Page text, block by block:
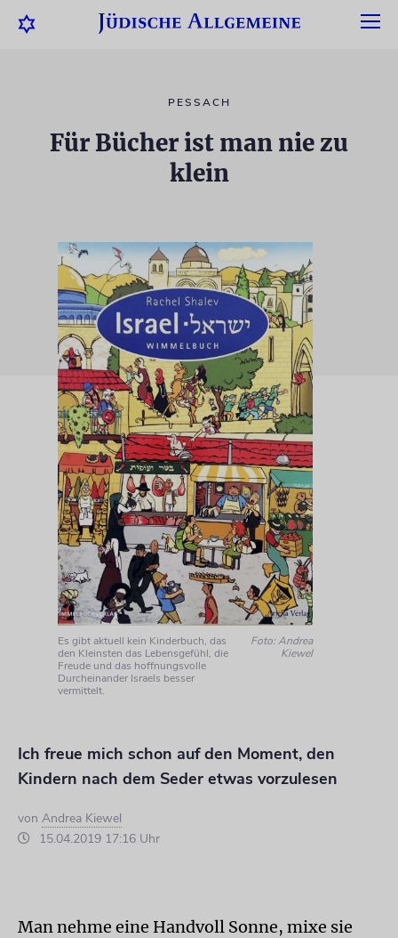
PESSACH
Für Bücher ist man nie zu
klein
Es gibt aktuell kein Kinderbuch, das
den Kleinsten das Lebensgefühl, die
Freude und das hoffnungsvolle
Durcheinander Israels besser
vermittelt.
Foto: Andrea
Kiewel
Ich freue mich schon auf den Moment, den
Kindern nach dem Seder etwas vorzulesen
von Andrea Kiewel
15.04.2019 17:16 Uhr
Man nehme eine Handvoll Sonne, mixe sie